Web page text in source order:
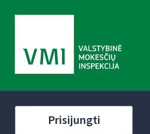
Prisijungti